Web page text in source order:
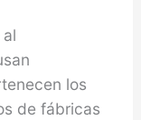
los
de fábricas